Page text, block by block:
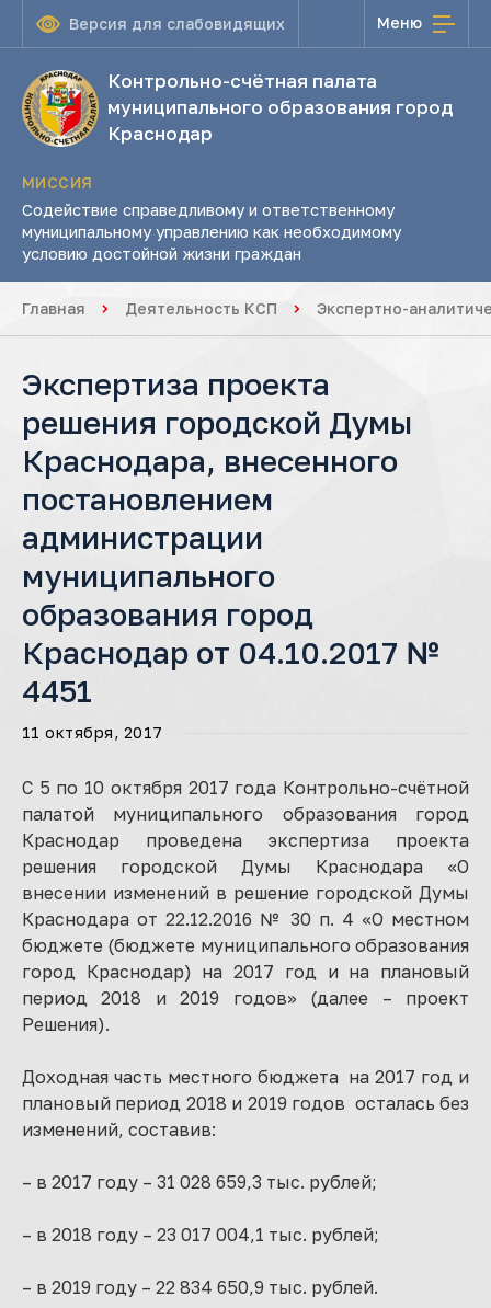
Версия для слабовидящих Меню
Контрольно-счётная палата
муниципального образования город
Краснодар
МИССИЯ
Содействие справедливому и ответственному
муниципальному управлению как необходимому
условию достойной жизни граждан
Главная Деятельность КСП Экспертно-
Экспертиза проекта
решения городской Думы
Краснодара, внесенного
постановлением
администрации
муниципального
образования город
Краснодар от 04.10.2017 №
4451
11 октября, 2017
С 5 по 10 октября 2017 года Контрольно-счётной
палатой муниципального образования город
Краснодар проведена экспертиза проекта
решения городской Думы Краснодара «О
внесении изменений в решение городской Думы
Краснодара от 22.12.2016 № 30 п. 4 «О местном
бюджете (бюджете муниципального образования
город Краснодар) на 2017 год и на плановый
период 2018 и 2019 годов» (далее – проект
Решения).
Доходная часть местного бюджета на 2017 год и
плановый период 2018 и 2019 годов осталась без
изменений, составив:
– в 2017 году – 31 028 659,3 тыс. рублей;
– в 2018 году – 23 017 004,1 тыс. рублей;
– в 2019 году – 22 834 650,9 тыс. рублей.